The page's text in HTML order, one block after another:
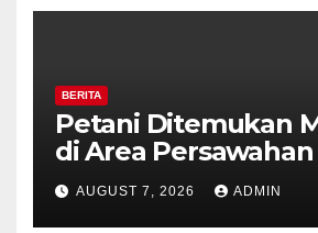
BERITA
Petani Ditemukan
di Area
Polisi Pastikan Tidak
Tanda Kekerasan
AUGUST 7, 2026 ADMIN